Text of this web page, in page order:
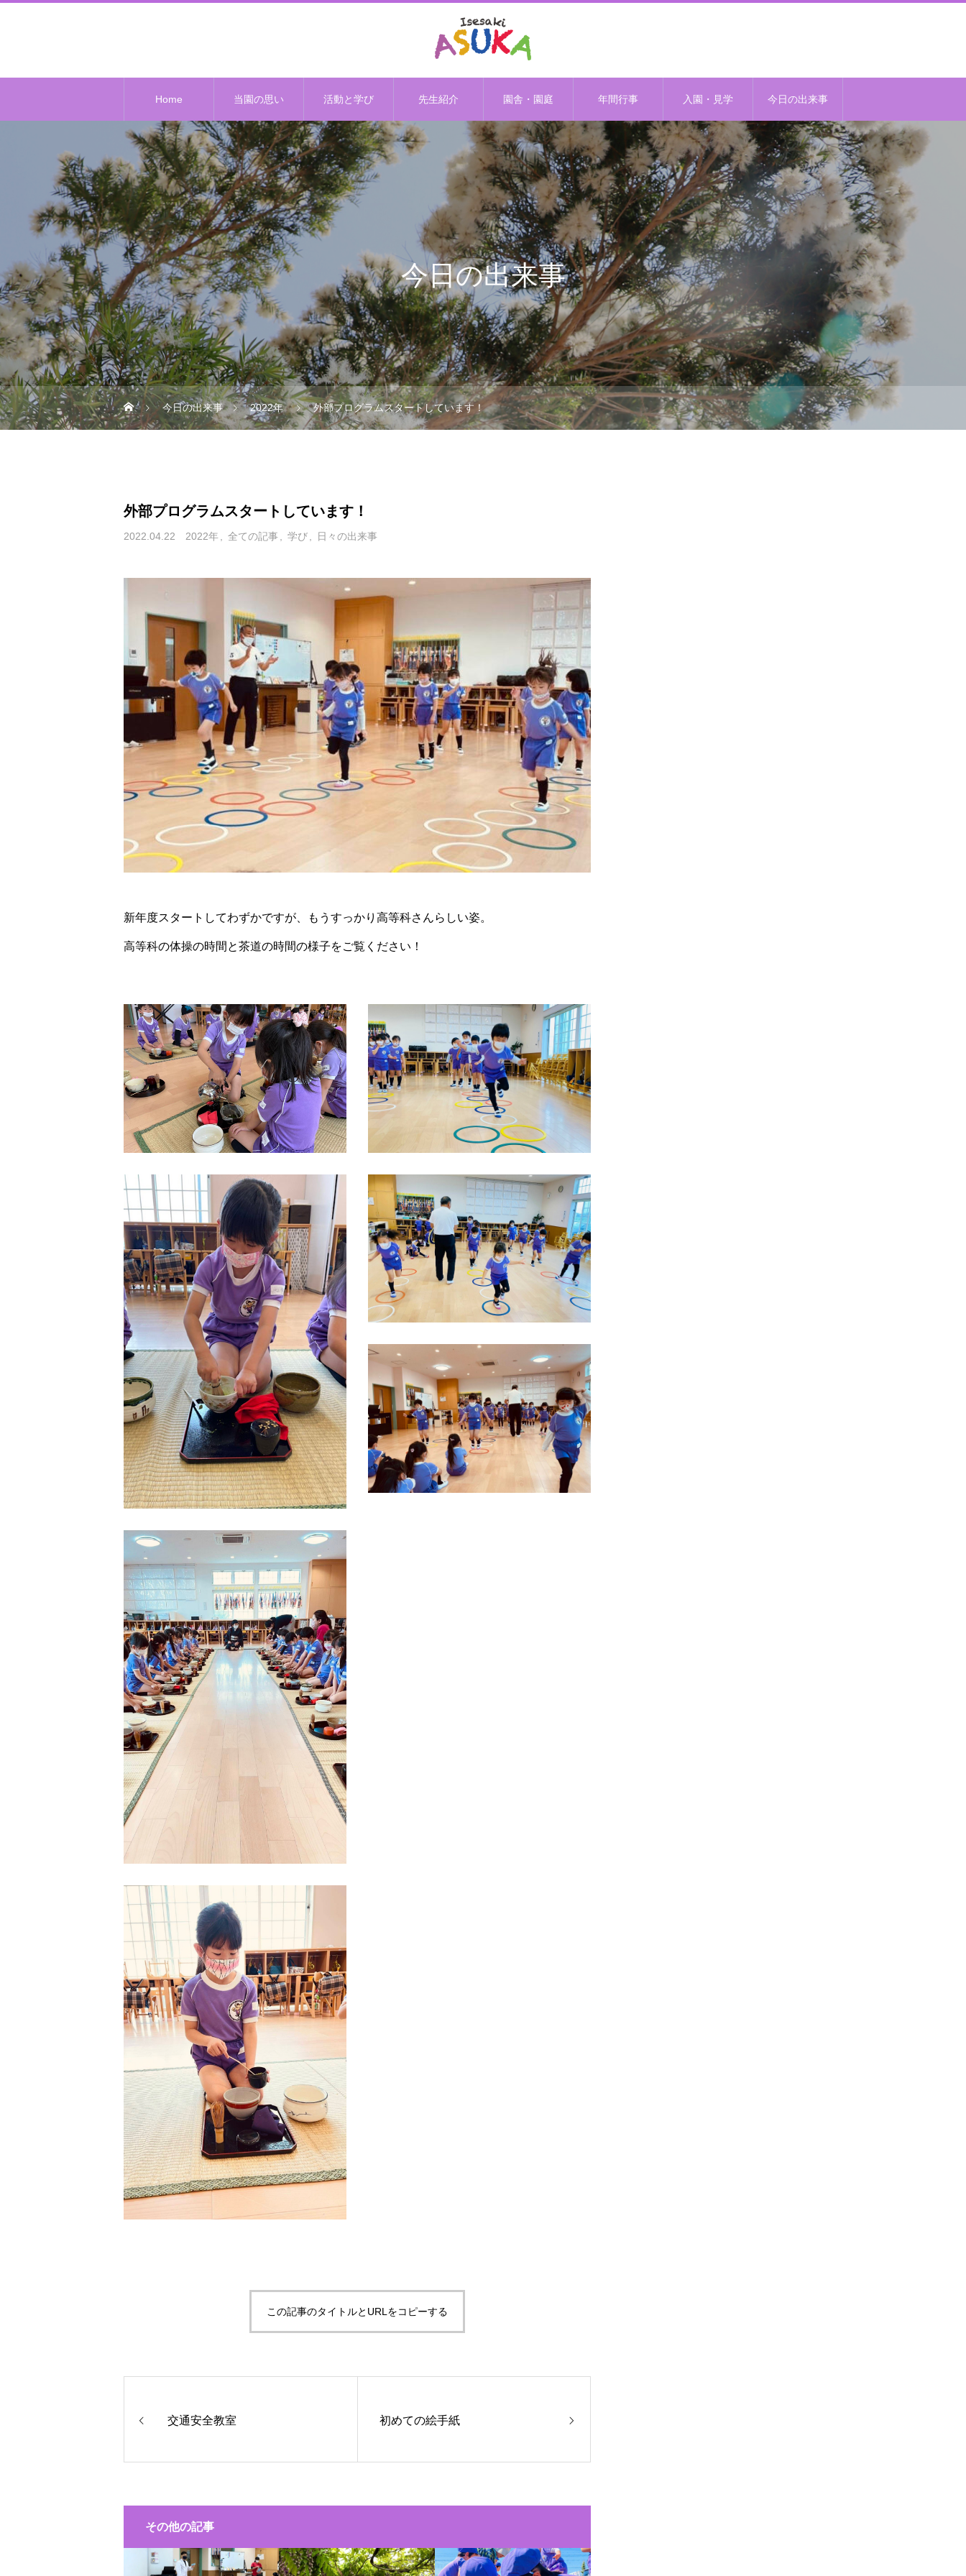
Home 当園の思い 活動と学び 先生紹介 園舎・園庭 年間行事 入園・見学 今日の出来事
今日の出来事
今日の出来事 2022年 外部プログラムスタートしています！
外部プログラムスタートしています！
2022.04.22 2022年 全ての記事 学び 日々の出来事
新年度スタートしてわずかですが、もうすっかり高等科さんらしい姿。
高等科の体操の時間と茶道の時間の様子をご覧ください！
この記事のタイトルとURLをコピーする
交通安全教室 初めての絵手紙
その他の記事